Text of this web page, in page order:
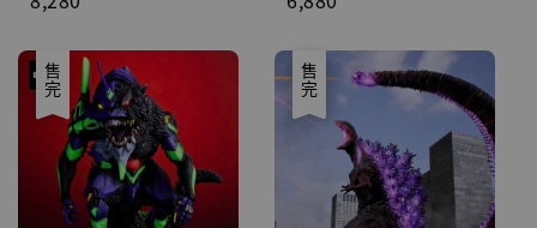
售完 優惠
售完